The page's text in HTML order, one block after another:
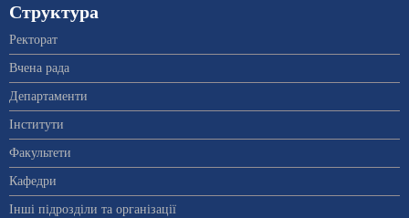
Структура
Ректорат
Вчена рада
Департаменти
Інститути
Факультети
Кафедри
Інші підрозділи та організації